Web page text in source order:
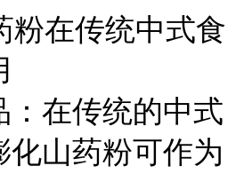
粉在传统中式食
：在传统的中式
化山药粉可作为